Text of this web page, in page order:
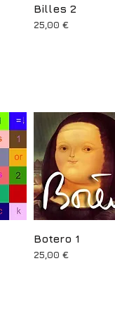
Aperçu
Billes 2
Prix
25,00 €
Aperçu
Botero 1
Prix
25,00 €